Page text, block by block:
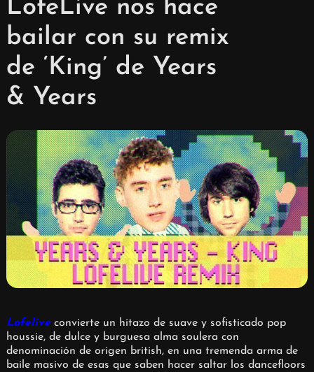
LofeLive nos hace
bailar con su remix
de ‘King’ de Years
& Years
Lofeliveconvierte un hitazo de suave y sofisticado pop
houssie, de dulce y burguesa alma soulera con
denominación de origen british, en una tremenda arma de
baile masivo de esas que saben hacer saltar los dancefloors